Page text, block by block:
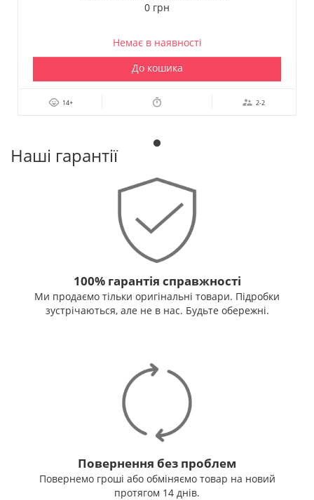
0 грн
Немає в наявності
До кошика
14+ 2-2
Наші гарантії
100% гарантія справжності
Ми продаємо тільки оригінальні товари. Підробки
зустрічаються, але не в нас. Будьте обережні.
Повернення без проблем
Повернемо гроші або обміняємо товар на новий
протягом 14 днів.